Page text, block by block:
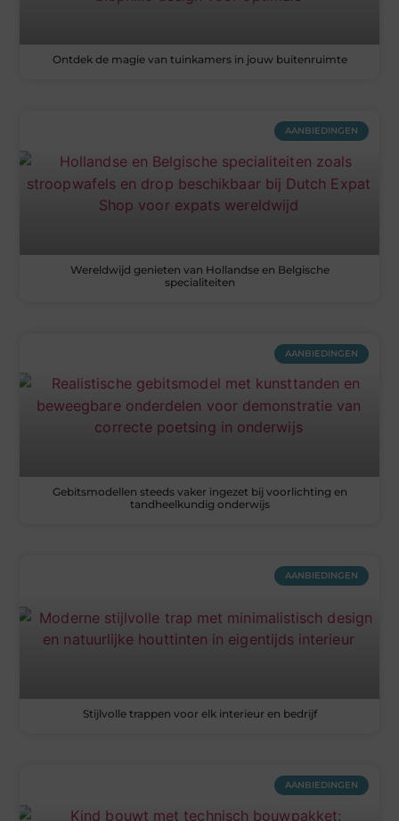
Ontdek de magie van tuinkamers in jouw buitenruimte
AANBIEDINGEN
Wereldwijd genieten van Hollandse en Belgische
specialiteiten
AANBIEDINGEN
Gebitsmodellen steeds vaker ingezet bij voorlichting en
tandheelkundig onderwijs
AANBIEDINGEN
Stijlvolle trappen voor elk interieur en bedrijf
AANBIEDINGEN